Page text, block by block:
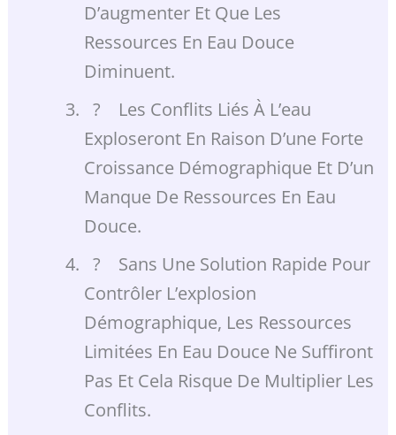
D’augmenter Et Que Les
Ressources En Eau Douce
Diminuent.
? Les Conflits Liés À L’eau
Exploseront En Raison D’une Forte
Croissance Démographique Et D’un
Manque De Ressources En Eau
Douce.
? Sans Une Solution Rapide Pour
Contrôler L’explosion
Démographique, Les Ressources
Limitées En Eau Douce Ne Suffiront
Pas Et Cela Risque De Multiplier Les
Conflits.